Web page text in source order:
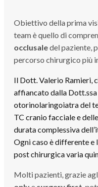
Obiettivo della prima
team è quello di
occlusaledel paziente,
percorso chirurgico più
Il Dott. Valerio Ramieri,
affiancato dalla
otorinolaringoiatra del
TC cranio facciale e
durata complessiva
Ogni caso è differente e
post chirurgica varia
Molti pazienti, grazie